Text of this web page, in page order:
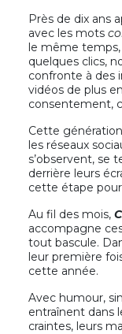
Près de dix ans
avec les mots
le même temps,
quelques clics,
confronte à des
vidéos de plus
consentement,
Cette
les réseaux
s’observent, se
derrière leurs
cette étape pour
Au fil des mois,
accompagne
tout bascule.
leur première
cette année.
Avec humour,
entraînent dans
craintes, leurs